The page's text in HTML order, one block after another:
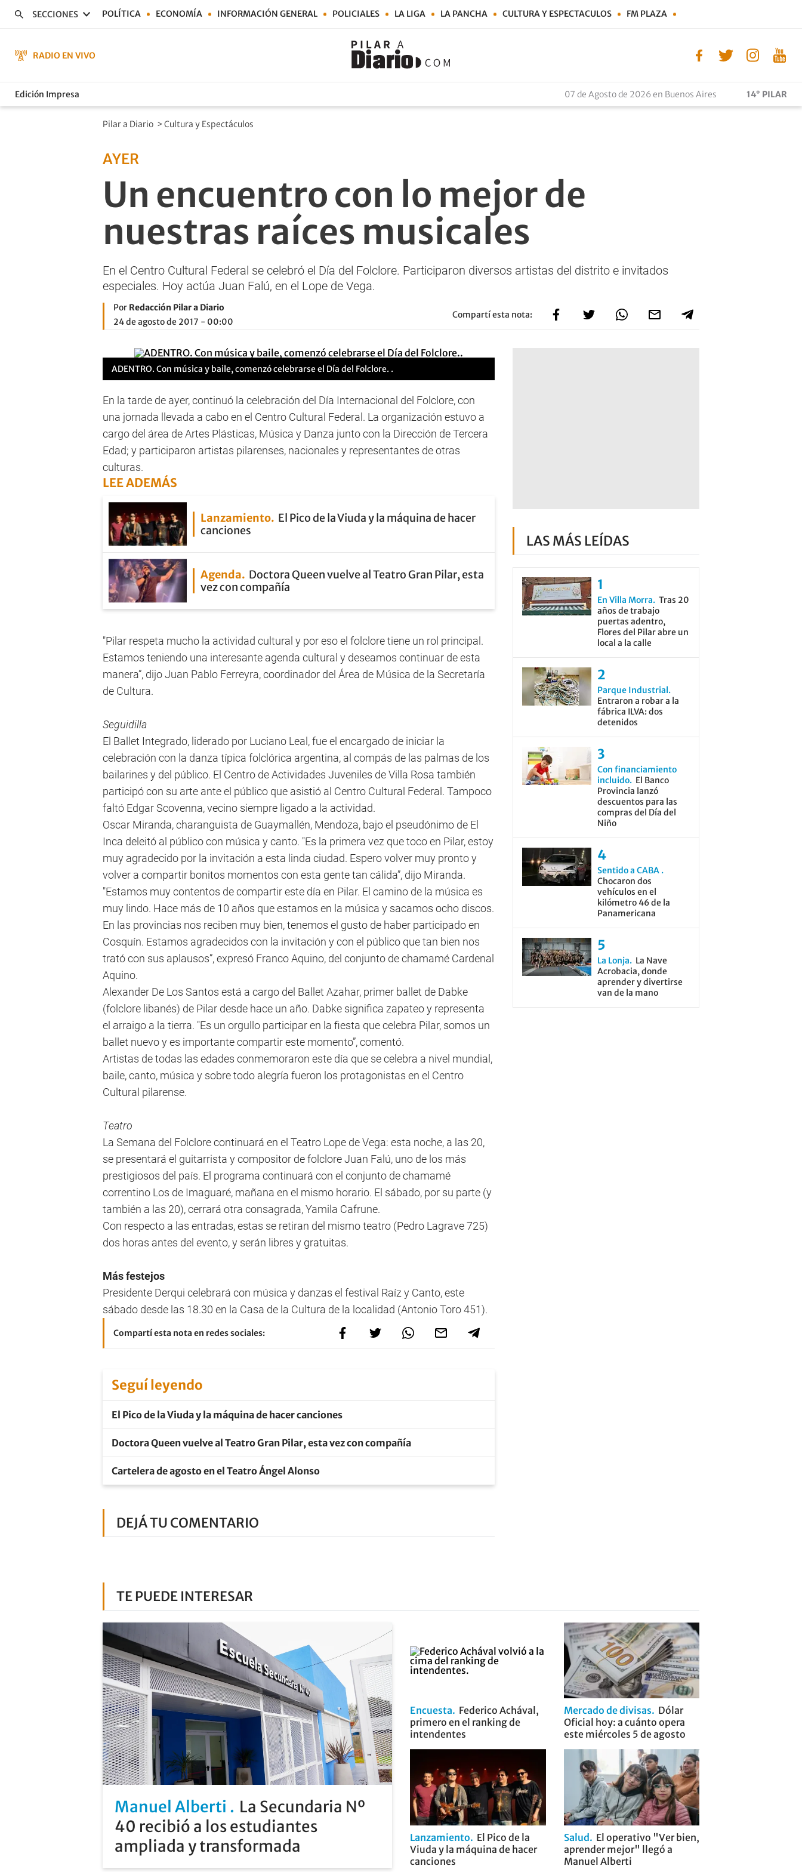
SECCIONES POLÍTICA ECONOMÍA INFORMACIÓN GENERAL POLICIALES LA LIGA LA PANCHA CULTURA Y ESPECTACULOS FM PLAZA
RADIO EN VIVO
Edición Impresa 07 de Agosto de 2026 en Buenos Aires 14° PILAR
Pilar a Diario >Cultura y Espectáculos
AYER
Un encuentro con lo mejor de
nuestras raíces musicales
En el Centro Cultural Federal se celebró el Día del Folclore. Participaron diversos artistas del distrito e invitados
especiales. Hoy actúa Juan Falú, en el Lope de Vega.
Por Redacción Pilar a Diario
24 de agosto de 2017 - 00:00
Compartí esta nota:
ADENTRO. Con música y baile, comenzó celebrarse el Día del Folclore. .
En la tarde de ayer, continuó la celebración del Día Internacional del Folclore, con
una jornada llevada a cabo en el Centro Cultural Federal. La organización estuvo a
cargo del área de Artes Plásticas, Música y Danza junto con la Dirección de Tercera
Edad; y participaron artistas pilarenses, nacionales y representantes de otras
culturas.
LEE ADEMÁS
Lanzamiento El Pico de la Viuda y la máquina de hacer
canciones
Agenda
Doctora Queen vuelve al Teatro Gran Pilar, esta
vez con compañía
"Pilar respeta mucho la actividad cultural y por eso el folclore tiene un rol principal.
Estamos teniendo una interesante agenda cultural y deseamos continuar de esta
manera”, dijo Juan Pablo Ferreyra, coordinador del Área de Música de la Secretaría
de Cultura.
Seguidilla
El Ballet Integrado, liderado por Luciano Leal, fue el encargado de iniciar la
celebración con la danza típica folclórica argentina, al compás de las palmas de los
bailarines y del público. El Centro de Actividades Juveniles de Villa Rosa también
participó con su arte ante el público que asistió al Centro Cultural Federal. Tampoco
faltó Edgar Scovenna, vecino siempre ligado a la actividad.
Oscar Miranda, charanguista de Guaymallén, Mendoza, bajo el pseudónimo de El
Inca deleitó al público con música y canto. "Es la primera vez que toco en Pilar, estoy
muy agradecido por la invitación a esta linda ciudad. Espero volver muy pronto y
volver a compartir bonitos momentos con esta gente tan cálida”, dijo Miranda.
"Estamos muy contentos de compartir este día en Pilar. El camino de la música es
muy lindo. Hace más de 10 años que estamos en la música y sacamos ocho discos.
En las provincias nos reciben muy bien, tenemos el gusto de haber participado en
Cosquín. Estamos agradecidos con la invitación y con el público que tan bien nos
trató con sus aplausos”, expresó Franco Aquino, del conjunto de chamamé Cardenal
Aquino.
Alexander De Los Santos está a cargo del Ballet Azahar, primer ballet de Dabke
(folclore libanés) de Pilar desde hace un año. Dabke significa zapateo y representa
el arraigo a la tierra. "Es un orgullo participar en la fiesta que celebra Pilar, somos un
ballet nuevo y es importante compartir este momento”, comentó.
Artistas de todas las edades conmemoraron este día que se celebra a nivel mundial,
baile, canto, música y sobre todo alegría fueron los protagonistas en el Centro
Cultural pilarense.
Teatro
La Semana del Folclore continuará en el Teatro Lope de Vega: esta noche, a las 20,
se presentará el guitarrista y compositor de folclore Juan Falú, uno de los más
prestigiosos del país. El programa continuará con el conjunto de chamamé
correntino Los de Imaguaré, mañana en el mismo horario. El sábado, por su parte (y
también a las 20), cerrará otra consagrada, Yamila Cafrune.
Con respecto a las entradas, estas se retiran del mismo teatro (Pedro Lagrave 725)
dos horas antes del evento, y serán libres y gratuitas.
Más festejos
Presidente Derqui celebrará con música y danzas el festival Raíz y Canto, este
sábado desde las 18.30 en la Casa de la Cultura de la localidad (Antonio Toro 451).
Compartí esta nota en redes sociales:
Seguí leyendo
El Pico de la Viuda y la máquina de hacer canciones
Doctora Queen vuelve al Teatro Gran Pilar, esta vez con compañía
Cartelera de agosto en el Teatro Ángel Alonso
DEJÁ TU COMENTARIO
LAS MÁS LEÍDAS
En Villa Morra
Tras 20
años de trabajo
puertas adentro,
Flores del Pilar abre un
local a la calle
Parque Industrial
Entraron a robar a la
fábrica ILVA: dos
detenidos
Con financiamiento
incluido
El Banco
Provincia lanzó
descuentos para las
compras del Día del
Niño
Sentido a CABA
Chocaron dos
vehículos en el
kilómetro 46 de la
Panamericana
La Lonja
La Nave
Acrobacia, donde
aprender y divertirse
van de la mano
TE PUEDE INTERESAR
Manuel Alberti
La Secundaria Nº
40 recibió a los estudiantes
ampliada y transformada
Encuesta
Federico Achával,
primero en el ranking de
intendentes
Mercado de divisas
Dólar
Oficial hoy: a cuánto opera
este miércoles 5 de agosto
Lanzamiento
El Pico de la
Viuda y la máquina de hacer
canciones
Salud
El operativo "Ver bien,
aprender mejor" llegó a
Manuel Alberti